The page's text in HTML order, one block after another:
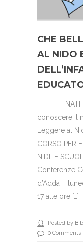
CHE
AL NIDO
NATI PER
conoscere il
Leggere al
CORSO PER
NIDI E
Conferenze
d’Adda
17 alle ore […]
Posted by
0 Comments